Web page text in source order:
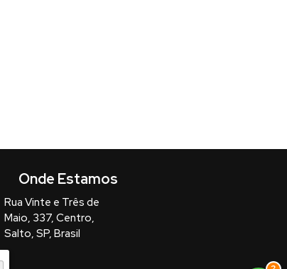
Rua Vinte e Três de
Maio, 337, Centro,
Salto, SP, Brasil